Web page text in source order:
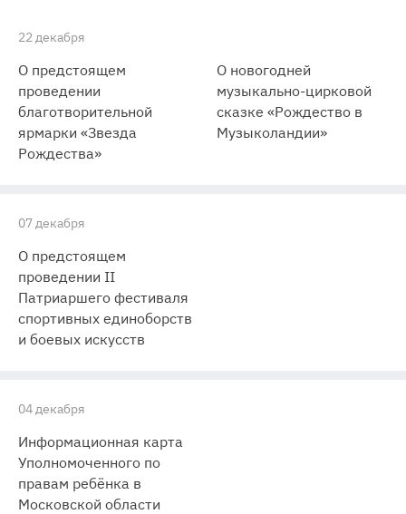
22 декабря
О предстоящем
проведении
благотворительной
ярмарки «Звезда
Рождества»
О новогодней
музыкально-цирковой
сказке «Рождество в
Музыколандии»
07 декабря
О предстоящем
проведении II
Патриаршего фестиваля
спортивных единоборств
и боевых искусств
04 декабря
Информационная карта
Уполномоченного по
правам ребёнка в
Московской области